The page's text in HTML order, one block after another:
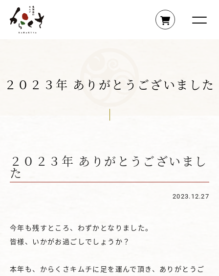
２０２３年 ありがとうございました
２０２３年 ありがとうございまし
た
2023.12.27
今年も残すところ、わずかとなりました。
皆様、いかがお過ごしでしょうか？
本年も、からくさキムチに足を運んで頂き、ありがとうご